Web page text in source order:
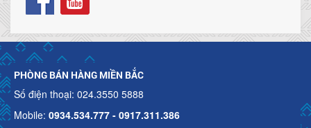
PHÒNG BÁN HÀNG MIỀN BẮC
Số điện thoại: 024.3550 5888
Mobile: 0934.534.777 - 0917.311.386